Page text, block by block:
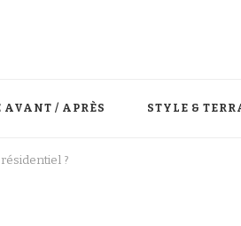
AVANT / APRÈS STYLE &
?